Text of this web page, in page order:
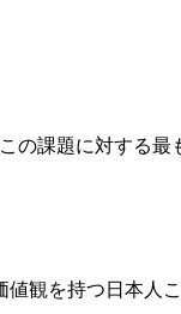
の課題に対する最
観を持つ日本人